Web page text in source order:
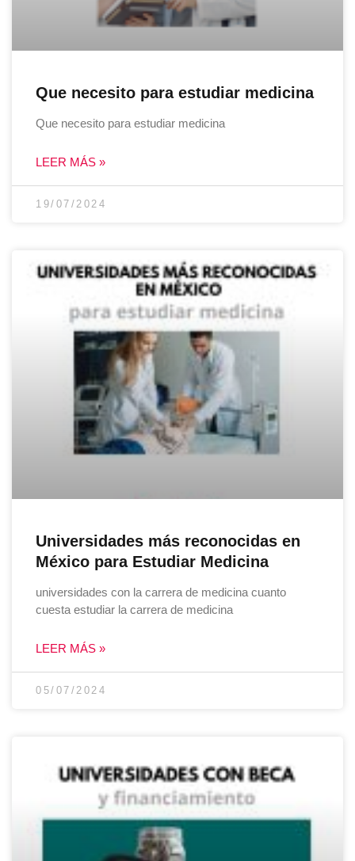
Que necesito para estudiar medicina
Que necesito para estudiar medicina
LEER MÁS »
19/07/2024
Universidades más reconocidas en
México para Estudiar Medicina
universidades con la carrera de medicina cuanto
cuesta estudiar la carrera de medicina
LEER MÁS »
05/07/2024